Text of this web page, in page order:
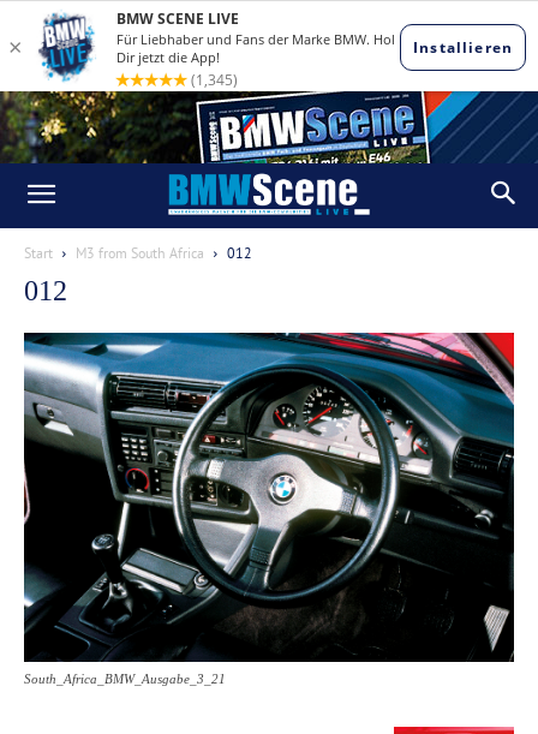
Start M3 from South Africa 012
012
South_Africa_BMW_Ausgabe_3_21